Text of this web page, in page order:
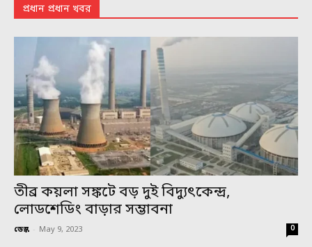
প্রধান প্রধান খবর
তীব্র কয়লা সঙ্কটে বড় দুই বিদ্যুৎকেন্দ্র,
লোডশেডিং বাড়ার সম্ভাবনা
ডেস্ক - May 9, 2023 0